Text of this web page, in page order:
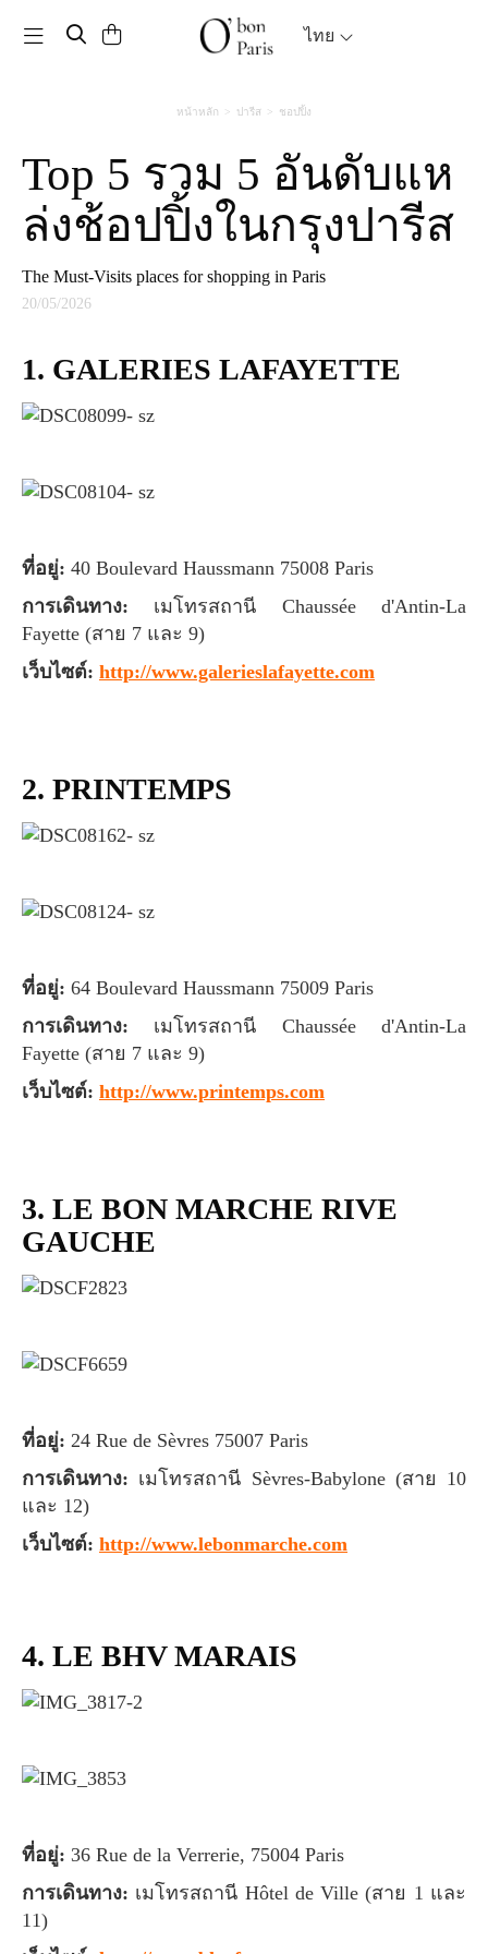
Toggle navigation ไทย
หน้าหลัก ปารีส ชอปปิ้ง
Top 5 รวม 5 อันดับแห
ล่งช้อปปิ้งในกรุงปารีส
The Must-Visits places for shopping in Paris
20/05/2026
GALERIES LAFAYETTE
ที่อยู่: 40 Boulevard Haussmann 75008 Paris
การเดินทาง: เมโทรสถานี Chaussée d'Antin-La
Fayette (สาย 7 และ 9)
เว็บไซต์: http://www.galerieslafayette.com
2. PRINTEMPS
ที่อยู่: 64 Boulevard Haussmann 75009 Paris
การเดินทาง: เมโทรสถานี Chaussée d'Antin-La
Fayette (สาย 7 และ 9)
เว็บไซต์: http://www.printemps.com
3. LE BON MARCHE RIVE
GAUCHE
ที่อยู่: 24 Rue de Sèvres 75007 Paris
การเดินทาง: เมโทรสถานี Sèvres-Babylone (สาย 10
และ 12)
เว็บไซต์: http://www.lebonmarche.com
4. LE BHV MARAIS
ที่อยู่: 36 Rue de la Verrerie, 75004 Paris
การเดินทาง: เมโทรสถานี Hôtel de Ville (สาย 1 และ
11)